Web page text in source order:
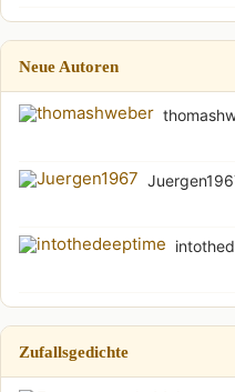
Neue Autoren
Zufallsgedichte